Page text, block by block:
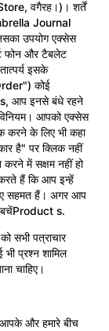
वगैरह।)। शर्तें
Journal
उपयोग एक्सेस
फोन और टैबलेट
इसके
कोई
आप इनसे बंधे रहने
आपको एक्सेस
करने के लिए भी कहा
है" पर क्लिक नहीं
करने में सक्षम नहीं हो
हैं कि आप इन्हें
सहमत हैं। अगर आप
बचेंProduct s.
सभी पत्राचार
प्रश्न शामिल
चाहिए।
और हमारे बीच